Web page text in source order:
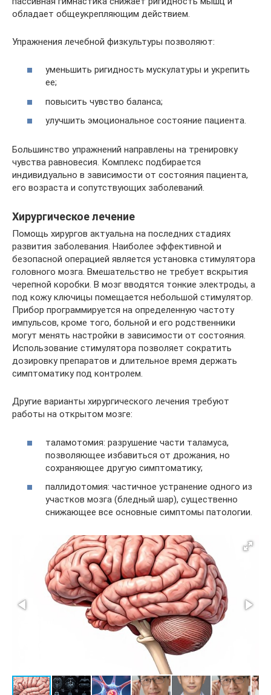
обладает общеукрепляющим действием.
Упражнения лечебной физкультуры позволяют:
уменьшить ригидность мускулатуры и укрепить
ее;
повысить чувство баланса;
улучшить эмоциональное состояние пациента.
Большинство упражнений направлены на тренировку
чувства равновесия. Комплекс подбирается
индивидуально в зависимости от состояния пациента,
его возраста и сопутствующих заболеваний.
Хирургическое лечение
Помощь хирургов актуальна на последних стадиях
развития заболевания. Наиболее эффективной и
безопасной операцией является установка стимулятора
головного мозга. Вмешательство не требует вскрытия
черепной коробки. В мозг вводятся тонкие электроды, а
под кожу ключицы помещается небольшой стимулятор.
Прибор программируется на определенную частоту
импульсов, кроме того, больной и его родственники
могут менять настройки в зависимости от состояния.
Использование стимулятора позволяет сократить
дозировку препаратов и длительное время держать
симптоматику под контролем.
Другие варианты хирургического лечения требуют
работы на открытом мозге:
таламотомия: разрушение части таламуса,
позволяющее избавиться от дрожания, но
сохраняющее другую симптоматику;
паллидотомия: частичное устранение одного из
участков мозга (бледный шар), существенно
снижающее все основные симптомы патологии.